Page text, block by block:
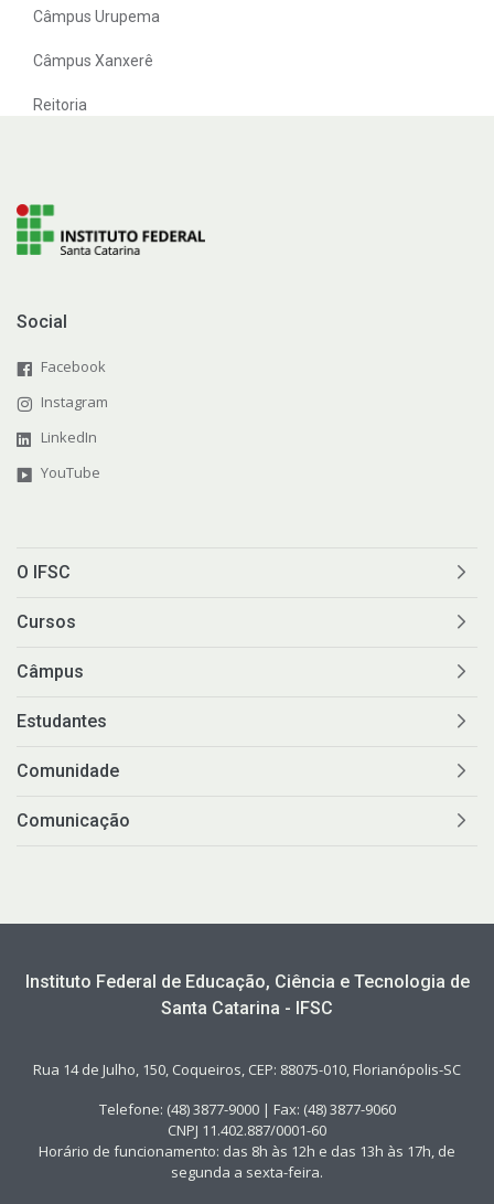
Câmpus Urupema
Câmpus Xanxerê
Reitoria
Social
Facebook
Instagram
LinkedIn
YouTube
O IFSC
Cursos
Câmpus
Estudantes
Comunidade
Comunicação
Instituto Federal de Educação, Ciência e Tecnologia de
Santa Catarina - IFSC
Rua 14 de Julho, 150, Coqueiros, CEP: 88075-010, Florianópolis-SC
Telefone: (48) 3877-9000 | Fax: (48) 3877-9060
CNPJ 11.402.887/0001-60
Horário de funcionamento: das 8h às 12h e das 13h às 17h, de
segunda a sexta-feira.